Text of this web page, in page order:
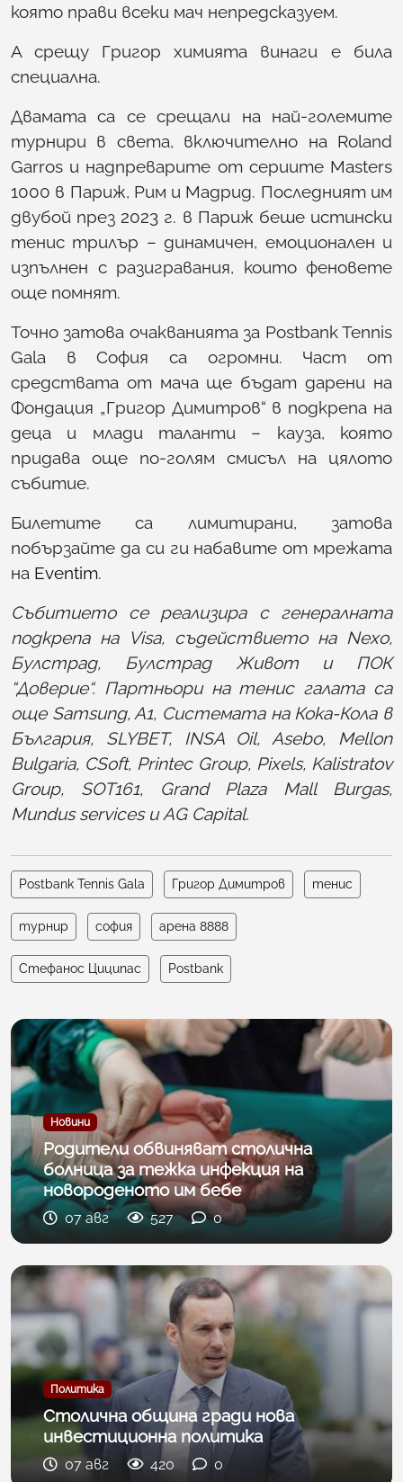
която прави всеки мач непредсказуем.
А срещу Григор химията винаги е била
специална.
Двамата са се срещали на най-големите
турнири в света, включително на Roland
Garros и надпреварите от сериите Masters
1000 в Париж, Рим и Мадрид. Последният им
двубой през 2023 г. в Париж беше истински
тенис трилър – динамичен, емоционален и
изпълнен с разигравания, които феновете
още помнят.
Точно затова очакванията за Postbank Tennis
Gala в София са огромни. Част от
средствата от мача ще бъдат дарени на
Фондация „Григор Димитров“ в подкрепа на
деца и млади таланти – кауза, която
придава още по-голям смисъл на цялото
събитие.
Билетите са лимитирани, затова
побързайте да си ги набавите от мрежата
на Eventim.
Събитието се реализира с генералната
подкрепа на Visa, съдействието на Nexo,
Булстрад, Булстрад Живот и ПОК
“Доверие“. Партньори на тенис галата са
още Samsung, A1, Системата на Кока-Кола в
България, SLYBET, INSA Oil, Asebo, Mellon
Bulgaria, CSoft, Printec Group, Pixels, Kalistratov
Group, SOT161, Grand Plaza Mall Burgas,
Mundus services и AG Capital.
Postbank Tennis Gala Григор Димитров тенис
турнир софия арена 8888
Стефанос Циципас Postbank
Новини
Родители обвиняват столична
болница за тежка инфекция на
новороденото им бебе
07 авг 527 0
Политика
Столична община гради нова
инвестиционна политика
07 авг 420 0